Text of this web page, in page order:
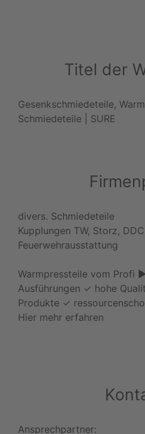
Titel der
Gesenkschmiedeteile,
Schmiedeteile | SURE
divers. Schmiedeteile
Kupplungen TW, Storz,
Feuerwehrausstattung
Warmpressteile vom Profi
Ausführungen ✓ hohe
Produkte ✓
Hier mehr erfahren
Ansprechpartner: